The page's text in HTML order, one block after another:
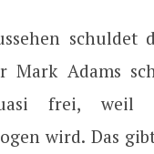
schuldet
Mark Adams
frei, weil
wird. Das